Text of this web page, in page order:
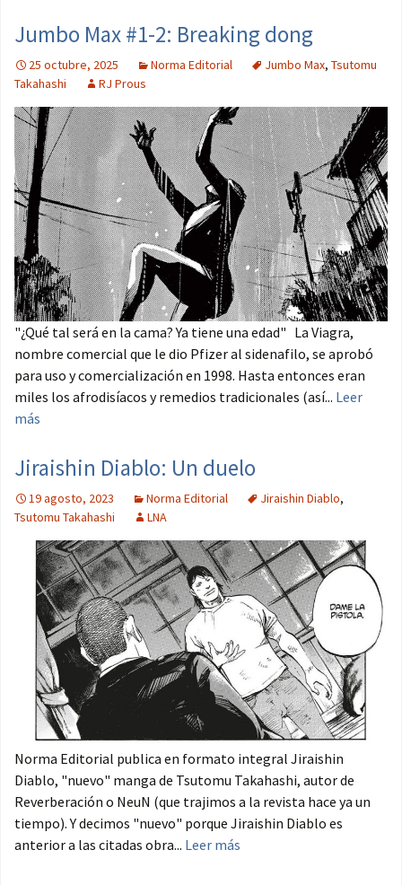
Jumbo Max #1-2: Breaking dong
25 octubre, 2025 Norma Editorial Jumbo Max, Tsutomu
Takahashi
RJ Prous
"¿Qué tal será en la cama? Ya tiene una edad" La Viagra,
nombre comercial que le dio Pfizer al sidenafilo, se aprobó
para uso y comercialización en 1998. Hasta entonces eran
miles los afrodisíacos y remedios tradicionales (así... Leer
más
Jiraishin Diablo: Un duelo
19 agosto, 2023 Norma Editorial Jiraishin Diablo,
Tsutomu Takahashi
LNA
Norma Editorial publica en formato integral Jiraishin
Diablo, "nuevo" manga de Tsutomu Takahashi, autor de
Reverberación o NeuN (que trajimos a la revista hace ya un
tiempo). Y decimos "nuevo" porque Jiraishin Diablo es
anterior a las citadas obra... Leer más